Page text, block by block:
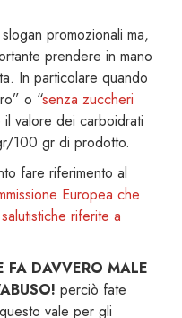
promozionali ma,
prendere in mano
In particolare quando
o “senza zuccheri
valore dei carboidrati
100 gr di prodotto.
fare riferimento al
Europea che
riferite a
FA DAVVERO MALE
perciò fate
vale per gli